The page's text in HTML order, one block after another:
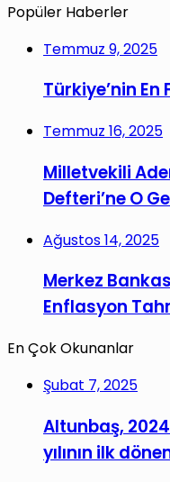
Popüler Haberler
Temmuz 9, 2025
Türkiye’nin En
Temmuz 16, 2025
Milletvekili
Defteri’ne O
Ağustos 14, 2025
Merkez
Enflasyon
En Çok Okunanlar
Şubat 7, 2025
Altunbaş,
yılının ilk